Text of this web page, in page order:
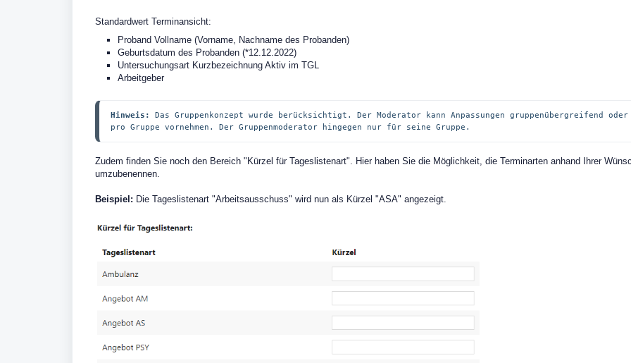
Standardwert Terminansicht:
Proband Vollname (Vorname, Nachname des Probanden)
Geburtsdatum des Probanden (*12.12.2022)
Untersuchungsart Kurzbezeichnung Aktiv im TGL
Arbeitgeber
Hinweis:
Das Gruppenkonzept wurde berücksichtigt. Der Moderator kann Anpassungen gruppenübergreifend oder
pro Gruppe vornehmen. Der Gruppenmoderator hingegen nur für seine Gruppe.
Zudem finden Sie noch den Bereich "Kürzel für Tageslistenart". Hier haben Sie die Möglichkeit, die Terminarten anhand Ihrer
umzubenennen.
Beispiel: Die Tageslistenart "Arbeitsausschuss" wird nun als Kürzel "ASA" angezeigt.